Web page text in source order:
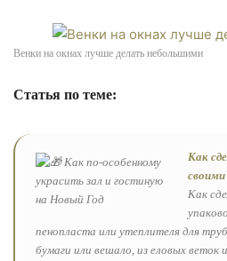
Венки на окнах лучше делать небольшими
Статья по теме:
Как
Как
пенопласта или утеплителя для
бумаги или вешало, из еловых